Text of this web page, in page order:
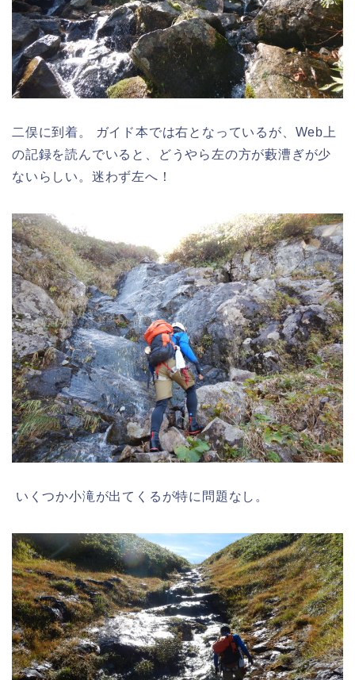
二俣に到着。 ガイド本では右となっているが、Web上
の記録を読んでいると、どうやら左の方が藪漕ぎが少
ないらしい。迷わず左へ！
いくつか小滝が出てくるが特に問題なし。